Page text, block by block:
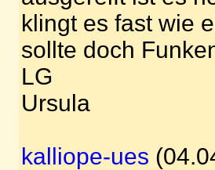
klingt es fast wie
sollte doch
LG
Ursula
kalliope-ues